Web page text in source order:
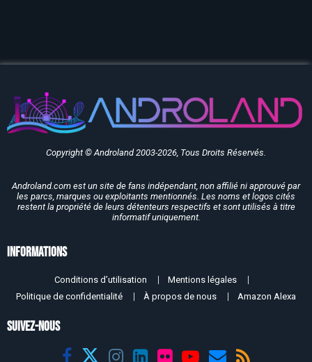
Copyright © Androland 2003-2026, Tous Droits Réservés.
Androland.com est un site de fans indépendant, non affilié ni approuvé par
les parcs, marques ou exploitants mentionnés. Les noms et logos cités
restent la propriété de leurs détenteurs respectifs et sont utilisés à titre
informatif uniquement.
Informations
Conditions d’utilisation
Mentions légales
Politique de confidentialité
À propos de nous Amazon Alexa
SUIVEZ-NOUS